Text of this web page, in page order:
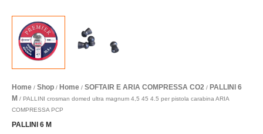
Home / Shop / Home / SOFTAIR E ARIA COMPRESSA CO2 / PALLINI 6
M / PALLINI crosman domed ultra magnum 4,5 45 4.5 per pistola carabina ARIA
COMPRESSA PCP
PALLINI 6 M